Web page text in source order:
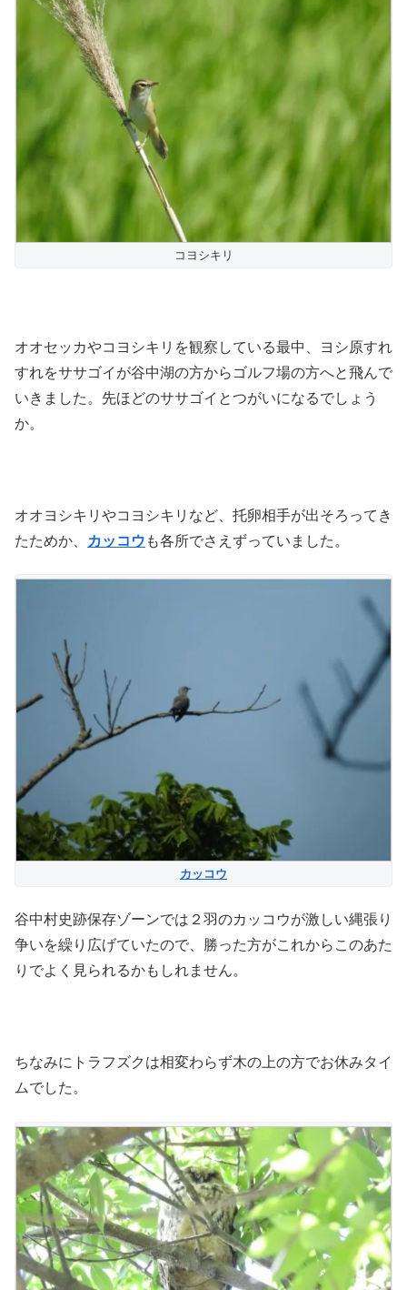
コヨシキリ
オオセッカやコヨシキリを観察している最中、ヨシ原すれ
すれをササゴイが谷中湖の方からゴルフ場の方へと飛んで
いきました。先ほどのササゴイとつがいになるでしょう
か。
オオヨシキリやコヨシキリなど、托卵相手が出そろってき
たためか、
カッコウ も各所でさえずっていました。
カッコウ
谷中村史跡保存ゾーンでは２羽のカッコウが激しい縄張り
争いを繰り広げていたので、勝った方がこれからこのあた
りでよく見られるかもしれません。
ちなみにトラフズクは相変わらず木の上の方でお休みタイ
ムでした。